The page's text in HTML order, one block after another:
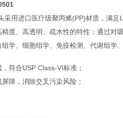
用进口医疗级聚丙烯(PP)材质，满
度、高透明、 疏水性的特性；通过对
学、细胞组学、免疫检测、代谢组学
符合USP Class-VI标准；
障，消除交叉污染风险；